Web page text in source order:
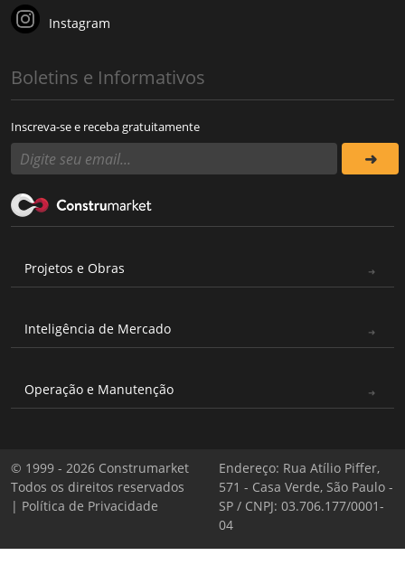
Instagram
Boletins e Informativos
Inscreva-se e receba gratuitamente
Projetos e Obras
Inteligência de Mercado
Operação e Manutenção
© 1999 - 2026 Construmarket
Todos os direitos reservados
| Política de Privacidade
Endereço: Rua Atílio Piffer,
571 - Casa Verde, São Paulo -
SP / CNPJ: 03.706.177/0001-
04